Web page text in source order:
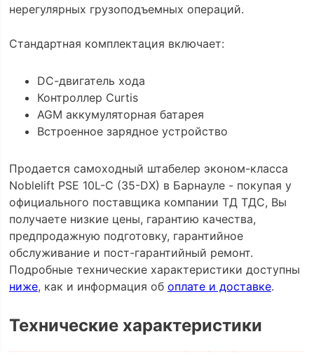
нерегулярных грузоподъемных операций.
Cтандартная комплектация включает:
DС-двигатель хода
Контроллер Curtis
AGM аккумуляторная батарея
Встроенное зарядное устройство
Продается самоходный штабелер эконом-класса
Noblelift PSE 10L-C (35-DX) в Барнауле - покупая у
официального поставщика компании ТД ТДС, Вы
получаете низкие цены, гарантию качества,
предпродажную подготовку, гарантийное
обслуживание и пост-гарантийный ремонт.
Подробные технические характеристики доступны
ниже, как и информация об оплате и доставке.
Технические характеристики